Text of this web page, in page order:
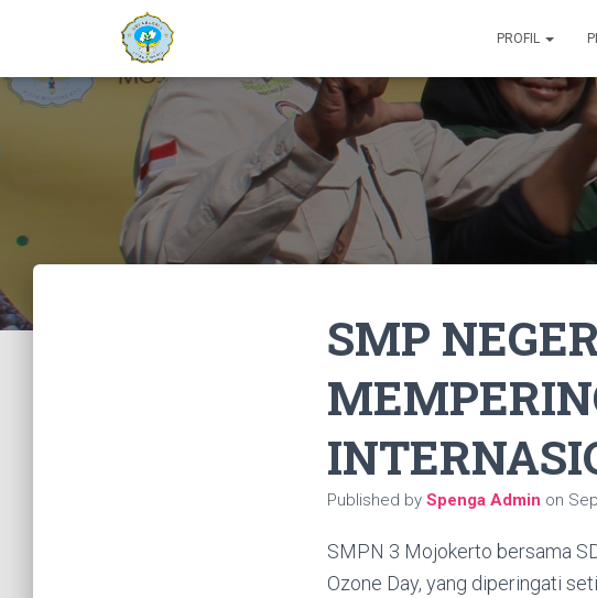
PROFIL
SMP
Published by Spenga Admin on
SMPN 3 Mojokerto bersama
Ozone Day, yang diperingati